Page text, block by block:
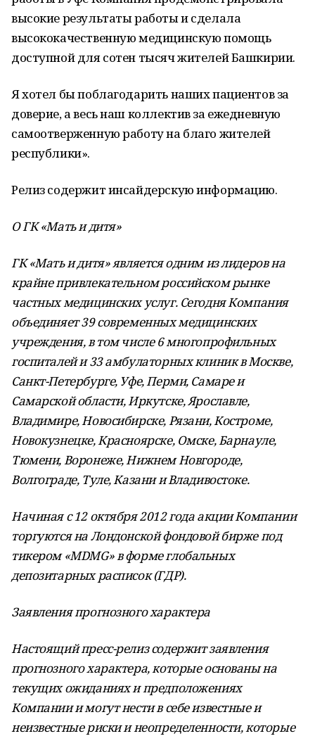
высокие результаты работы и сделала
высококачественную медицинскую помощь
доступной для сотен тысяч жителей Башкирии.
Я хотел бы поблагодарить наших пациентов за
доверие, а весь наш коллектив за ежедневную
самоотверженную работу на благо жителей
республики».
Релиз содержит инсайдерскую информацию.
О ГК «Мать и дитя»
ГК «Мать и дитя» является одним из лидеров на
крайне привлекательном российском рынке
частных медицинских услуг. Сегодня Компания
объединяет 39 современных медицинских
учреждения, в том числе 6 многопрофильных
госпиталей и 33 амбулаторных клиник в Москве,
Санкт-Петербурге, Уфе, Перми, Самаре и
Самарской области, Иркутске, Ярославле,
Владимире, Новосибирске, Рязани, Костроме,
Новокузнецке, Красноярске, Омске, Барнауле,
Тюмени, Воронеже, Нижнем Новгороде,
Волгограде, Туле, Казани и Владивостоке.
Начиная с 12 октября 2012 года акции Компании
торгуются на Лондонской фондовой бирже под
тикером «MDMG» в форме глобальных
депозитарных расписок (ГДР).
Заявления прогнозного характера
Настоящий пресс-релиз содержит заявления
прогнозного характера, которые основаны на
текущих ожиданиях и предположениях
Компании и могут нести в себе известные и
неизвестные риски и неопределенности, которые